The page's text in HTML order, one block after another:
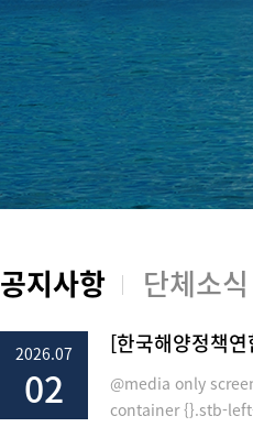
공지사항 단체소식
2026.07
02
[한국해양정책
@media only
container {}.stb-